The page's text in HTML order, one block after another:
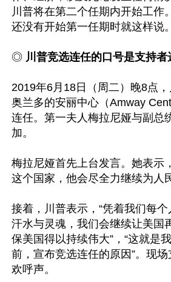
川普将在第二个任期内开始工作
还没有开始第一任期时就这样说。
◎ 川普竞选连任的口号是支持者
2019年6月18日（周二）晚8点
奥兰多的安丽中心（Amway
连任。第一夫人梅拉尼娅与副总
加。
梅拉尼娅首先上台发言。她表示
这个国家，他会尽全力继续为人
接着，川普表示，“凭着我们每个
汗水与灵魂，我们会继续让美国
保美国得以持续伟大”，“这就是
前，宣布竞选连任的原因”。现
欢呼声。